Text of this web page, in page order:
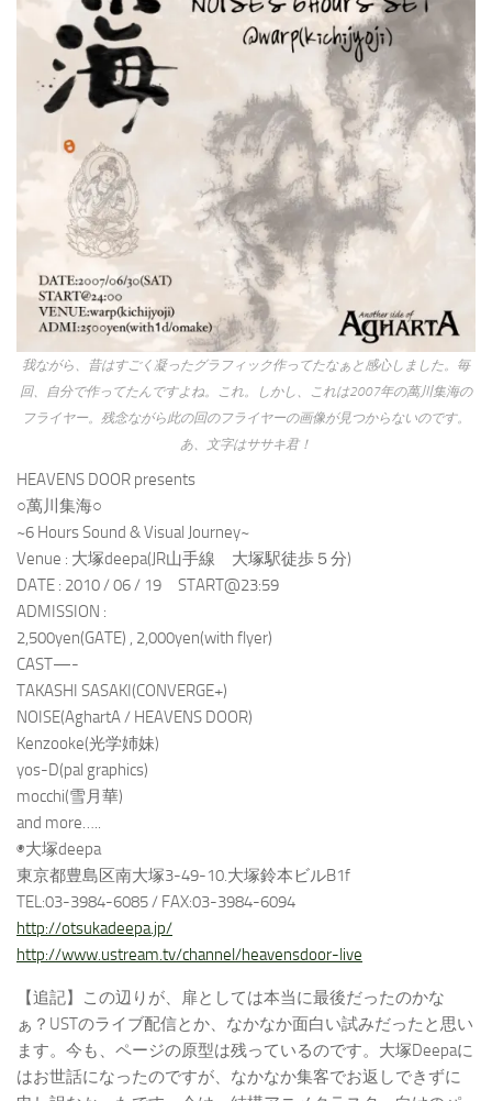
我ながら、昔はすごく凝ったグラフィック作ってたなぁと感心しました。毎
回、自分で作ってたんですよね。これ。しかし、これは2007年の萬川集海の
フライヤー。残念ながら此の回のフライヤーの画像が見つからないのです。
あ、文字はササキ君！
HEAVENS DOOR presents
○萬川集海○
~6 Hours Sound & Visual Journey~
Venue : 大塚deepa(JR山手線 大塚駅徒歩５分)
DATE : 2010 / 06 / 19 START@23:59
ADMISSION :
2,500yen(GATE) , 2,000yen(with flyer)
CAST—-
TAKASHI SASAKI(CONVERGE+)
NOISE(AghartA / HEAVENS DOOR)
Kenzooke(光学姉妹)
yos-D(pal graphics)
mocchi(雪月華)
and more…..
◉大塚deepa
東京都豊島区南大塚3-49-10.大塚鈴本ビルB1f
TEL:03-3984-6085 / FAX:03-3984-6094
http://otsukadeepa.jp/
http://www.ustream.tv/channel/heavensdoor-live
【追記】この辺りが、扉としては本当に最後だったのかな
ぁ？USTのライブ配信とか、なかなか面白い試みだったと思い
ます。今も、ページの原型は残っているのです。大塚Deepaに
はお世話になったのですが、なかなか集客でお返しできずに